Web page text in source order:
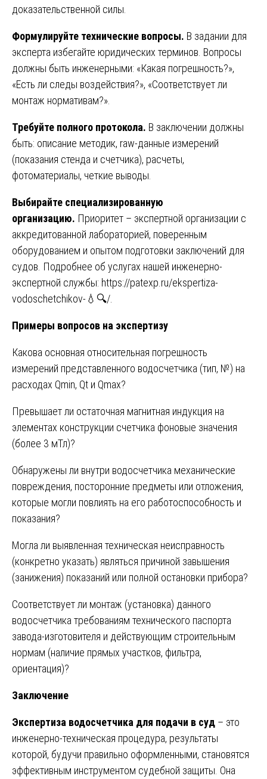
доказательственной силы.
Формулируйте технические вопросы. В задании для
эксперта избегайте юридических терминов. Вопросы
должны быть инженерными: «Какая погрешность?»,
«Есть ли следы воздействия?», «Соответствует ли
монтаж нормативам?».
Требуйте полного протокола. В заключении должны
быть: описание методик, raw-данные измерений
(показания стенда и счетчика), расчеты,
фотоматериалы, четкие выводы.
Выбирайте специализированную
организацию. Приоритет – экспертной организации с
аккредитованной лабораторией, поверенным
оборудованием и опытом подготовки заключений для
судов. Подробнее об услугах нашей инженерно-
экспертной службы: https://patexp.ru/ekspertiza-
vodoschetchikov-💧🔍/
Примеры вопросов на экспертизу
Какова основная относительная погрешность
измерений представленного водосчетчика (тип, №) на
расходах Qmin, Qt и Qmax?
Превышает ли остаточная магнитная индукция на
элементах конструкции счетчика фоновые значения
(более 3 мТл)?
Обнаружены ли внутри водосчетчика механические
повреждения, посторонние предметы или отложения,
которые могли повлиять на его работоспособность и
показания?
Могла ли выявленная техническая неисправность
(конкретно указать) являться причиной завышения
(занижения) показаний или полной остановки прибора?
Соответствует ли монтаж (установка) данного
водосчетчика требованиям технического паспорта
завода-изготовителя и действующим строительным
нормам (наличие прямых участков, фильтра,
ориентация)?
Заключение
Экспертиза водосчетчика для подачи в суд – это
инженерно-техническая процедура, результаты
которой, будучи правильно оформленными, становятся
эффективным инструментом судебной защиты. Она